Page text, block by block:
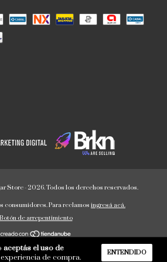
aceptás el uso de
de compra. ENTENDIDO
Store - 2026. Todos los derechos reservados.
consumidores. Para reclamos ingresá acá.
Botón de arrepentimiento